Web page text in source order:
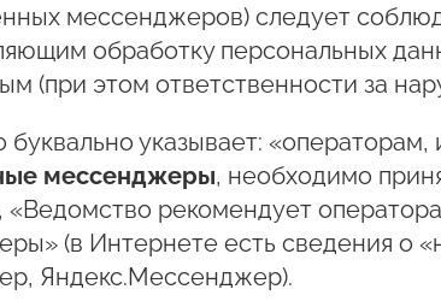
мессенджеров) следует
обработку персональных
(при этом ответственности за
буквально указывает:
мессенджеры, необходимо
«Ведомство рекомендует
(в Интернете есть сведения о
Яндекс.Мессенджер).